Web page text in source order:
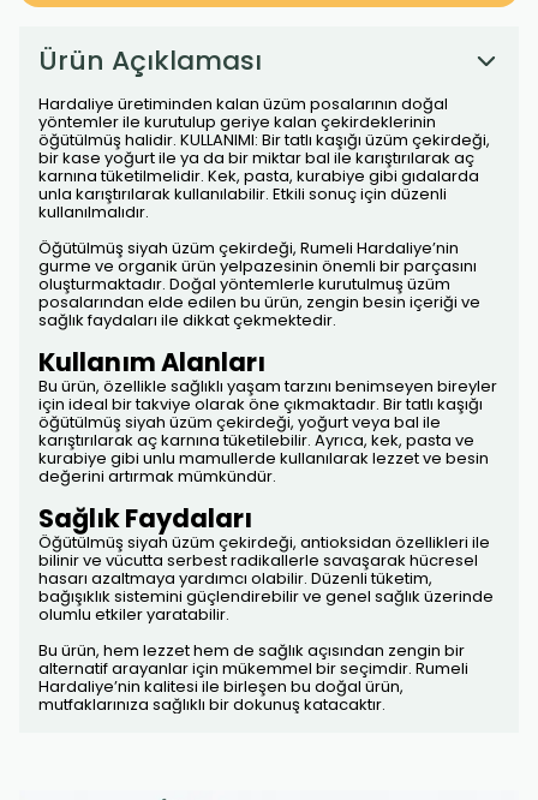
Ürün Açıklaması
Hardaliye üretiminden kalan üzüm posalarının doğal
yöntemler ile kurutulup geriye kalan çekirdeklerinin
öğütülmüş halidir. KULLANIMI: Bir tatlı kaşığı üzüm çekirdeği,
bir kase yoğurt ile ya da bir miktar bal ile karıştırılarak aç
karnına tüketilmelidir. Kek, pasta, kurabiye gibi gıdalarda
unla karıştırılarak kullanılabilir. Etkili sonuç için düzenli
kullanılmalıdır.
Öğütülmüş siyah üzüm çekirdeği, Rumeli Hardaliye’nin
gurme ve organik ürün yelpazesinin önemli bir parçasını
oluşturmaktadır. Doğal yöntemlerle kurutulmuş üzüm
posalarından elde edilen bu ürün, zengin besin içeriği ve
sağlık faydaları ile dikkat çekmektedir.
Kullanım Alanları
Bu ürün, özellikle sağlıklı yaşam tarzını benimseyen bireyler
için ideal bir takviye olarak öne çıkmaktadır. Bir tatlı kaşığı
öğütülmüş siyah üzüm çekirdeği, yoğurt veya bal ile
karıştırılarak aç karnına tüketilebilir. Ayrıca, kek, pasta ve
kurabiye gibi unlu mamullerde kullanılarak lezzet ve besin
değerini artırmak mümkündür.
Sağlık Faydaları
Öğütülmüş siyah üzüm çekirdeği, antioksidan özellikleri ile
bilinir ve vücutta serbest radikallerle savaşarak hücresel
hasarı azaltmaya yardımcı olabilir. Düzenli tüketim,
bağışıklık sistemini güçlendirebilir ve genel sağlık üzerinde
olumlu etkiler yaratabilir.
Bu ürün, hem lezzet hem de sağlık açısından zengin bir
alternatif arayanlar için mükemmel bir seçimdir. Rumeli
Hardaliye’nin kalitesi ile birleşen bu doğal ürün,
mutfaklarınıza sağlıklı bir dokunuş katacaktır.